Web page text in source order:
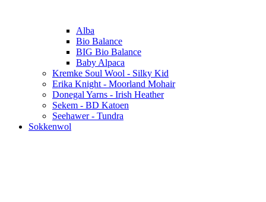
Alba
Bio Balance
BIG Bio Balance
Baby Alpaca
Kremke Soul Wool - Silky Kid
Erika Knight - Moorland Mohair
Donegal Yarns - Irish Heather
Sekem - BD Katoen
Seehawer - Tundra
Sokkenwol